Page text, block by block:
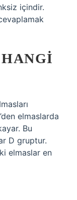
içindir.
elmaslarda
Bu
D gruptur.
elmaslar en